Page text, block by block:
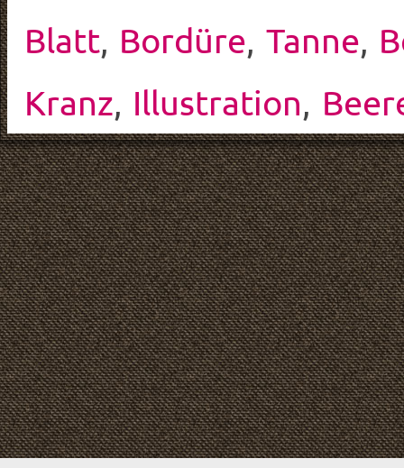
Blatt, Bordüre, Tanne,
Kranz, Illustration,